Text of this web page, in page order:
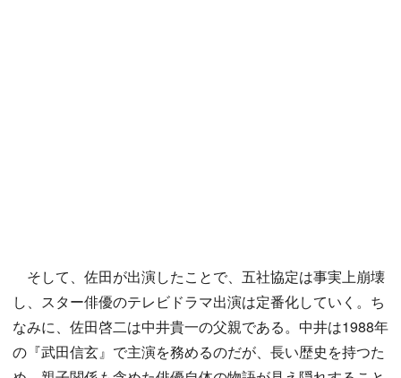
そして、佐田が出演したことで、五社協定は事実上崩壊
し、スター俳優のテレビドラマ出演は定番化していく。ち
なみに、佐田啓二は中井貴一の父親である。中井は1988年
の『武田信玄』で主演を務めるのだが、長い歴史を持つた